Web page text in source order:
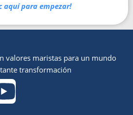
aquí para empezar!
valores maristas para un mundo
transformación